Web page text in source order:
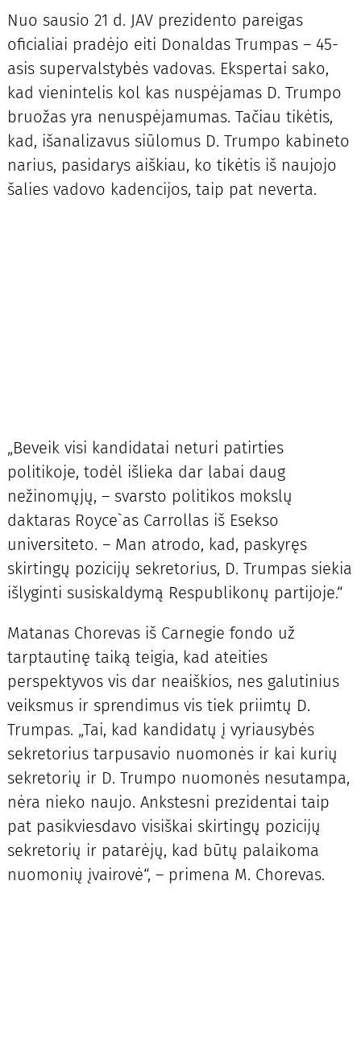
Nuo sausio 21 d. JAV prezidento pareigas
oficialiai pradėjo eiti Donaldas Trumpas – 45-
asis supervalstybės vadovas. Ekspertai sako,
kad vienintelis kol kas nuspėjamas D. Trumpo
bruožas yra nenuspėjamumas. Tačiau tikėtis,
kad, išanalizavus siūlomus D. Trumpo kabineto
narius, pasidarys aiškiau, ko tikėtis iš naujojo
šalies vadovo kadencijos, taip pat neverta.
„Beveik visi kandidatai neturi patirties
politikoje, todėl išlieka dar labai daug
nežinomųjų, – svarsto politikos mokslų
daktaras Royce`as Carrollas iš Esekso
universiteto. – Man atrodo, kad, paskyręs
skirtingų pozicijų sekretorius, D. Trumpas siekia
išlyginti susiskaldymą Respublikonų partijoje.“
Matanas Chorevas iš Carnegie fondo už
tarptautinę taiką teigia, kad ateities
perspektyvos vis dar neaiškios, nes galutinius
veiksmus ir sprendimus vis tiek priimtų D.
Trumpas. „Tai, kad kandidatų į vyriausybės
sekretorius tarpusavio nuomonės ir kai kurių
sekretorių ir D. Trumpo nuomonės nesutampa,
nėra nieko naujo. Ankstesni prezidentai taip
pat pasikviesdavo visiškai skirtingų pozicijų
sekretorių ir patarėjų, kad būtų palaikoma
nuomonių įvairovė“, – primena M. Chorevas.